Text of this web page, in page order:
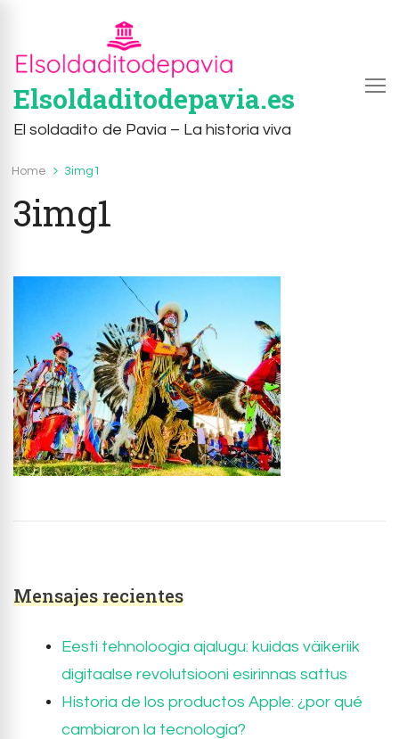
Elsoldaditodepavia.es
El soldadito de Pavia – La historia viva
Home 3img1
3img1
Mensajes recientes
Eesti tehnoloogia ajalugu: kuidas väikeriik
digitaalse revolutsiooni esirinnas sattus
Historia de los productos Apple: ¿por qué
cambiaron la tecnología?